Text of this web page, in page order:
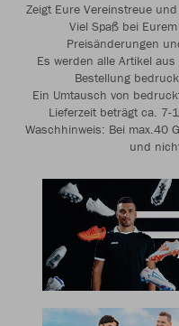
Zeigt Eure Vereinstreue
Viel Spaß bei
Preisänderungen
Es werden alle Artikel
Bestellung
Ein Umtausch von
Lieferzeit beträgt ca. 7-
Waschhinweis: Bei max.40
und